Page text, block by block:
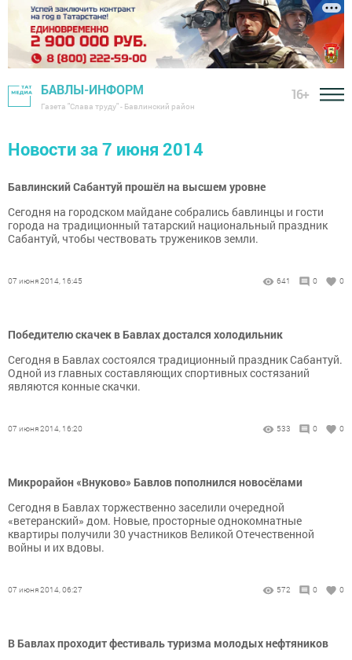
БАВЛЫ-ИНФОРМ
Газета "Слава труду" - Бавлинский район
16+
Новости за 7 июня 2014
Бавлинский Сабантуй прошёл на высшем уровне
Сегодня на городском майдане собрались бавлинцы и гости
города на традиционный татарский национальный праздник
Сабантуй, чтобы чествовать тружеников земли.
07 июня 2014, 16:45 641 0 0
Победителю скачек в Бавлах достался холодильник
Сегодня в Бавлах состоялся традиционный праздник Сабантуй.
Одной из главных составляющих спортивных состязаний
являются конные скачки.
07 июня 2014, 16:20 533 0 0
Микрорайон «Внуково» Бавлов пополнился новосёлами
Сегодня в Бавлах торжественно заселили очередной
«ветеранский» дом. Новые, просторные однокомнатные
квартиры получили 30 участников Великой Отечественной
войны и их вдовы.
07 июня 2014, 06:27 572 0 0
В Бавлах проходит фестиваль туризма молодых нефтяников